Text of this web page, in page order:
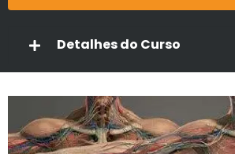
Detalhes do Curso